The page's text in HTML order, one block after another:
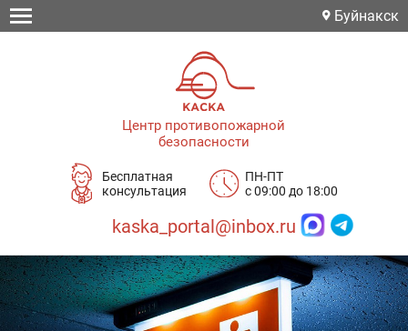
Буйнакск
Центр противопожарной
безопасности
Бесплатная
консультация
ПН-ПТ
с 09:00 до 18:00
kaska_portal@inbox.ru